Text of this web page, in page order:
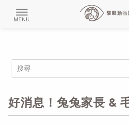
好消息！兔兔家長 &